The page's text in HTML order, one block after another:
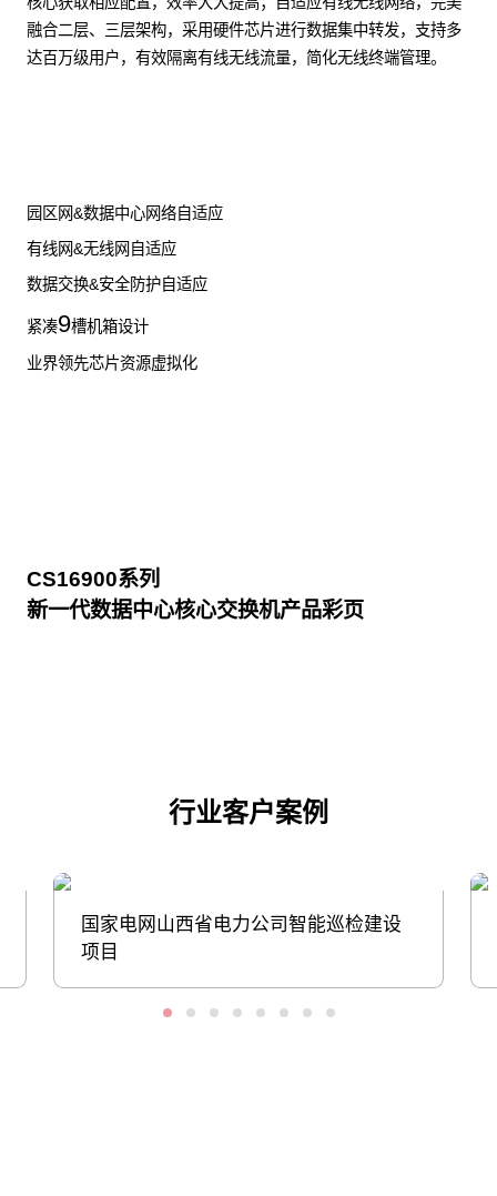
融合二层、三层架构，采用硬件芯片进行数据集中转发，支持多
达百万级用户，有效隔离有线无线流量，简化无线终端管理。
园区网&数据中心网络自适应
有线网&无线网自适应
数据交换&安全防护自适应
紧凑9槽机箱设计
业界领先芯片资源虚拟化
CS16900系列
新一代数据中心核心交换机产品彩页
行业客户案例
国家电网山西省电力公司智能巡检建设
项目